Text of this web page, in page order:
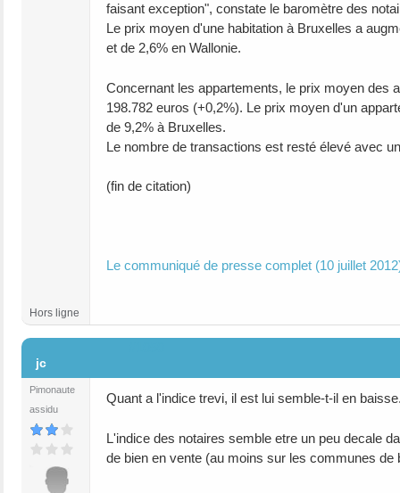
faisant exception", constate le baromètre des
Le prix moyen d'une habitation à Bruxelles a
et de 2,6% en Wallonie.
Concernant les appartements, le prix moyen des
198.782 euros (+0,2%). Le prix moyen d'un
de 9,2% à Bruxelles.
Le nombre de transactions est resté élevé avec
(fin de citation)
Le communiqué de presse complet (10 juillet
Hors ligne
jc
Pimonaute
assidu
Quant a l'indice trevi, il est lui semble-t-il en
L'indice des notaires semble etre un peu decale
de bien en vente (au moins sur les communes de